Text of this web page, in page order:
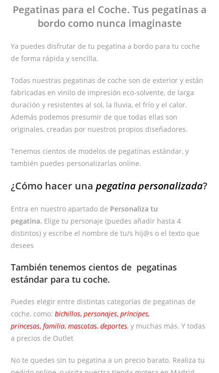
Pegatinas para el Coche. Tus pegatinas a
bordocomo nunca imaginaste
Ya puedes disfrutar de tu pegatina a bordo para tu coche
de forma rápida y sencilla.
Todas nuestras pegatinas de coche son de exterior y están
fabricadas en vinilo de impresión eco-solvente, de larga
duración y resistentes al sol, la lluvia, el frío y el calor.
Además podemos presumir de que todas ellas son
originales, creadas por nuestros propios diseñadores.
Tenemos cientos de modelos de pegatinas estándar, y
también puedes personalizarlas online.
¿Cómo hacer unapegatina personalizada?
Entra en nuestro apartado de Personaliza tu
pegatina. Elige tu personaje (puedes añadir hasta 4
distintos) y escribe el nombre de tu/s hij@s o el texto que
desees
También tenemos cientos de pegatinas
estándar para tu coche.
Puedes elegir entre distintas categorías de pegatinas de
coche, como:bichillos,personajes,príncipes,
princesas,familia,mascotas,deportes, y muchas más. Y todas
a precios de Outlet
No te quedes sin tu pegatina a un precio barato. Realiza tu